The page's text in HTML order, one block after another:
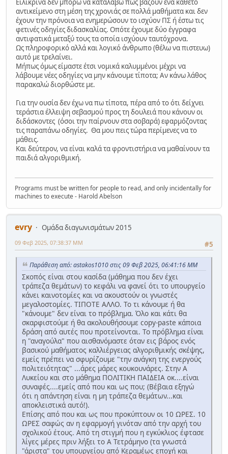
Ειλικρινα δεν μπορώ να καταλάβω πως βάζουν ένα κάθετο
αντικείμενο στη μέση της χρονιάς σε πολλά μαθήματα και δεν
έχουν την πρόνοια να ενημερώσουν το ισχύον ΠΣ ή έστω τις
φετινές οδηγίες διδασκαλίας. Οπότε έχουμε δύο έγγραφα
αντιφατικά μεταξύ τους τα οποία ισχύουν ταυτόχρονα.
Ως πληροφορικό αλλά και λογικό άνθρωπο (θέλω να πιστευω)
αυτό με τρελαίνει.
Μήπως όμως είμαστε έτσι νομικά καλυμμένοι μέχρι να
λάβουμε νέες οδηγίες να μην κάνουμε τίποτα; Αν κάνω λάθος
παρακαλώ διορθώστε με.
Για την ουσία δεν έχω να πω τίποτα, πέρα από το ότι δείχνει
τεράστια έλλειψη σεβασμού προς τη δουλειά που κάνουν οι
διδάσκοντες (όσοι την παίρνουν στα σοβαρά) εφαρμόζοντας
τις παραπάνω οδηγίες. Θα μου πεις τώρα περίμενες να το
μάθεις.
Και δεύτερον, να είναι καλά τα φροντιστήρια να μαθαίνουν τα
παιδιά αλγοριθμική.
Programs must be written for people to read, and only incidentally for
machines to execute - Harold Abelson
evry
Ομάδα διαγωνισμάτων 2015
#5
09 Φεβ 2025, 07:38:37 ΜΜ
Παράθεση από: astakos1010 στις 09 Φεβ 2025, 06:41:16 ΜΜ
Σκοπός είναι στου κασίδα (μάθημα που δεν έχει
τράπεζα θεμάτων) το κεφάλι να φανεί ότι το υπουργείο
κάνει καινοτομίες και να ακουστούν οι γνωστές
μεγαλοστομίες. ΤΙΠΟΤΕ ΑΛΛΟ. Το τι κάνουμε ή θα
"κάνουμε" δεν είναι το πρόβλημα. Όλο και κάτι θα
σκαρφιστούμε ή θα ακολουθήσουμε copy-paste κάποια
δράση από αυτές που προτείνονται. Το πρόβλημα είναι
η "αναγούλα" που αισθανόμαστε όταν εις βάρος ενός
βασικού μαθήματος καλλιέργειας αλγοριθμικής σκέψης,
εμείς πρέπει να σφυρίζουμε "την ανάγκη της ενεργούς
πολιτειότητας" ...άρες μάρες κουκουνάρες. Στην Α
Λυκείου και στο μάθημα ΠΟΛΙΤΙΚΗ ΠΑΙΔΕΙΑ οκ....είναι
συναφές....εμείς από που και ως που; (Βέβαια εξηγώ
ότι η απάντηση είναι η μη τράπεζα θεμάτων...και
αποκλειστικά αυτό!).
Επίσης από που και ως που προκύπτουν οι 10 ΩΡΕΣ. 10
ΩΡΕΣ σαφώς αν η εφαρμογή γινόταν από την αρχή του
σχολικού έτους. Από τη στιγμή που η εγκύκλιος έφτασε
λίγες μέρες πριν λήξει το Α Τετράμηνο (τα γνωστά
"άριστα" του υπουργείου από Κεραμέως εποχή και